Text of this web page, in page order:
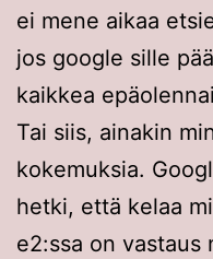
ei mene aikaa
jos google sille
kaikkea
Tai siis, ainakin
kokemuksia.
hetki, että kelaa
e2:ssa on vastaus